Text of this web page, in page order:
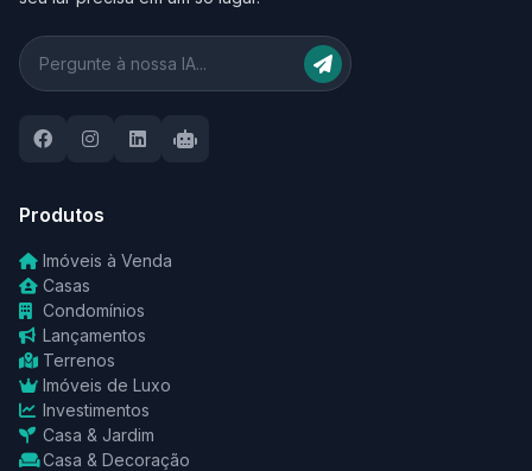
Produtos
Imóveis à Venda
Casas
Condomínios
Lançamentos
Terrenos
Imóveis de Luxo
Investimentos
Casa & Jardim
Casa & Decoração